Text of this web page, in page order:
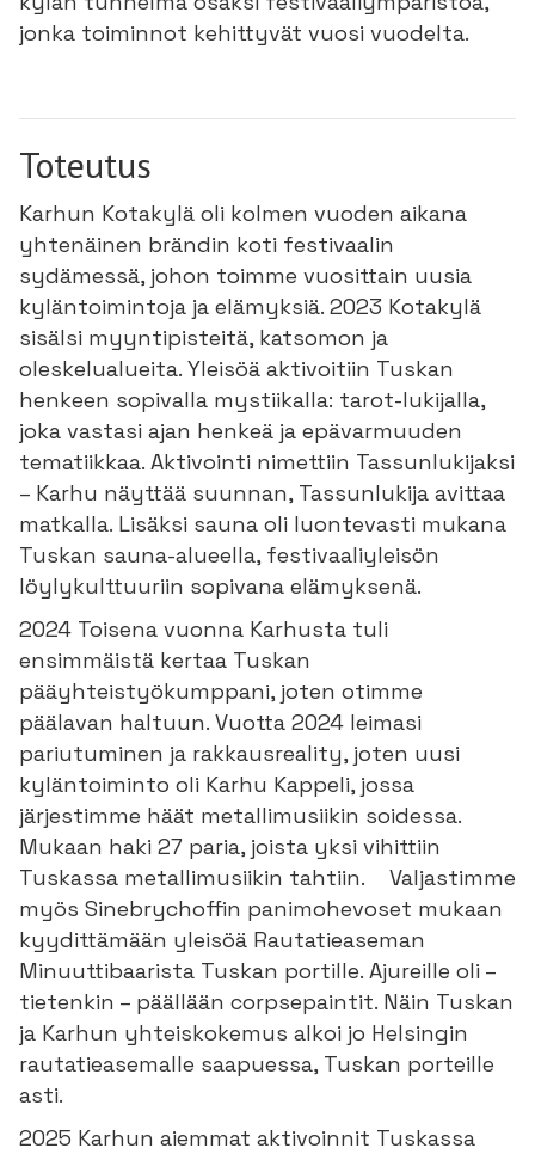
jonka toiminnot kehittyvät vuosi vuodelta.
Toteutus
Karhun Kotakylä oli kolmen vuoden aikana
yhtenäinen brändin koti festivaalin
sydämessä, johon toimme vuosittain uusia
kyläntoimintoja ja elämyksiä. 2023 Kotakylä
sisälsi myyntipisteitä, katsomon ja
oleskelualueita. Yleisöä aktivoitiin Tuskan
henkeen sopivalla mystiikalla: tarot-lukijalla,
joka vastasi ajan henkeä ja epävarmuuden
tematiikkaa. Aktivointi nimettiin Tassunlukijaksi
– Karhu näyttää suunnan, Tassunlukija avittaa
matkalla. Lisäksi sauna oli luontevasti mukana
Tuskan sauna-alueella, festivaaliyleisön
löylykulttuuriin sopivana elämyksenä.
2024 Toisena vuonna Karhusta tuli
ensimmäistä kertaa Tuskan
pääyhteistyökumppani, joten otimme
päälavan haltuun. Vuotta 2024 leimasi
pariutuminen ja rakkausreality, joten uusi
kyläntoiminto oli Karhu Kappeli, jossa
järjestimme häät metallimusiikin soidessa.
Mukaan haki 27 paria, joista yksi vihittiin
Tuskassa metallimusiikin tahtiin. Valjastimme
myös Sinebrychoffin panimohevoset mukaan
kyydittämään yleisöä Rautatieaseman
Minuuttibaarista Tuskan portille. Ajureille oli –
tietenkin – päällään corpsepaintit. Näin Tuskan
ja Karhun yhteiskokemus alkoi jo Helsingin
rautatieasemalle saapuessa, Tuskan porteille
asti.
2025 Karhun aiemmat aktivoinnit Tuskassa